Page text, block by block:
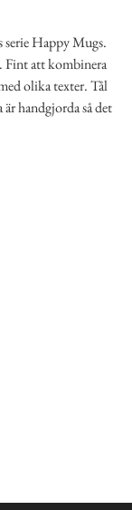
Happy Mugs.
Fint att kombinera
olika texter. Tål
handgjorda så det